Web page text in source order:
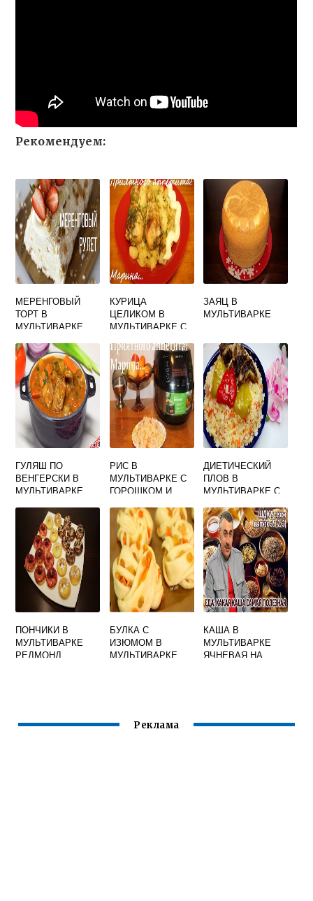
Рекомендуем:
МЕРЕНГОВЫЙ
ТОРТ В
МУЛЬТИВАРКЕ
КУРИЦА
ЦЕЛИКОМ В
МУЛЬТИВАРКЕ С
ЗАЯЦ В
МУЛЬТИВАРКЕ
ГУЛЯШ ПО
ВЕНГЕРСКИ В
МУЛЬТИВАРКЕ
РИС В
МУЛЬТИВАРКЕ С
ГОРОШКОМ И
ДИЕТИЧЕСКИЙ
ПЛОВ В
МУЛЬТИВАРКЕ С
ОБЖАРИВАНИЯ
ПОНЧИКИ В
МУЛЬТИВАРКЕ
РЕДМОНД
БУЛКА С
ИЗЮМОМ В
МУЛЬТИВАРКЕ
КАША В
МУЛЬТИВАРКЕ
ЯЧНЕВАЯ НА
Реклама